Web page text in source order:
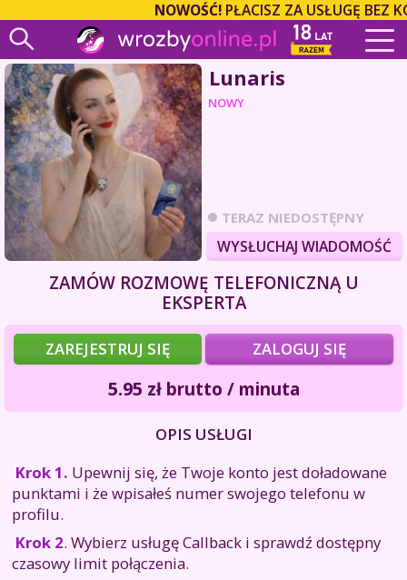
NOWOŚĆ!PŁACISZ ZA USŁUGĘ BEZ
Lunaris
NOWY
TERAZ NIEDOSTĘPNY
WYSŁUCHAJ WIADOMOŚĆ
ZAMÓW ROZMOWĘ TELEFONICZNĄ U
EKSPERTA
ZAREJESTRUJ SIĘ ZALOGUJ SIĘ
5.95 złbrutto / minuta
OPIS USŁUGI
Krok 1. Upewnij się, że Twoje konto jest doładowane
punktami i że wpisałeś numer swojego telefonu w
profilu.
Krok 2. Wybierz usługę Callback i sprawdź dostępny
czasowy limit połączenia.